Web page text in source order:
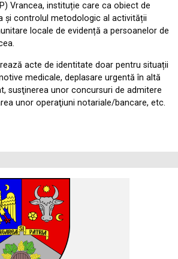
Vrancea, instituție care ca obiect de
și controlul metodologic al activității
locale de evidență a persoanelor de
acte de identitate doar pentru situații
medicale, deplasare urgentă în altă
susţinerea unor concursuri de admitere
unor operaţiuni notariale/bancare, etc.